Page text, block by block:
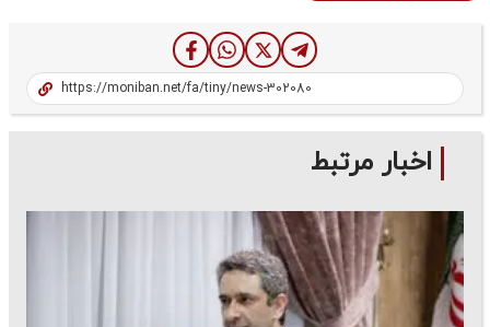
اخبار مرتبط